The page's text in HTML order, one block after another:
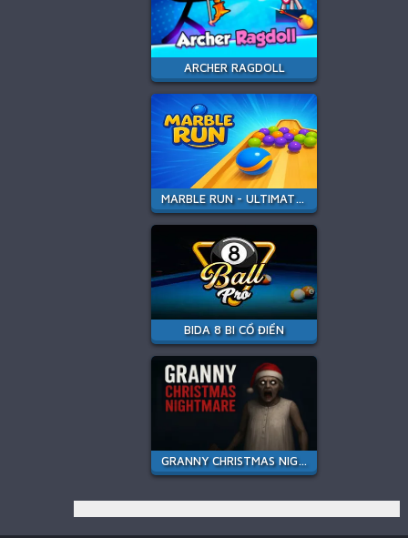
ARCHER RAGDOLL
MARBLE RUN - ULTIMATE RACE!
BIDA 8 BI CỔ ĐIỂN
GRANNY CHRISTMAS NIGHTMARE